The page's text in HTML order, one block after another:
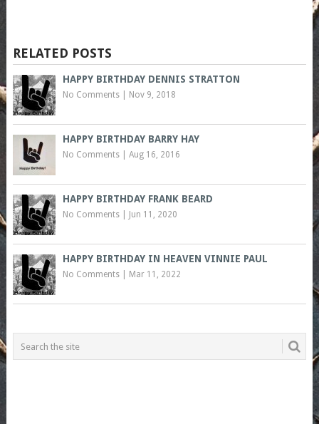
RELATED POSTS
HAPPY BIRTHDAY DENNIS STRATTON
No Comments| Nov 9, 2018
HAPPY BIRTHDAY BARRY HAY
No Comments| Aug 16, 2016
HAPPY BIRTHDAY FRANK BEARD
No Comments| Jun 11, 2020
HAPPY BIRTHDAY IN HEAVEN VINNIE PAUL
No Comments| Mar 11, 2022